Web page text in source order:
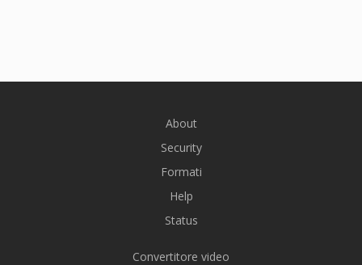
About
Security
Formati
Help
Status
Convertitore video